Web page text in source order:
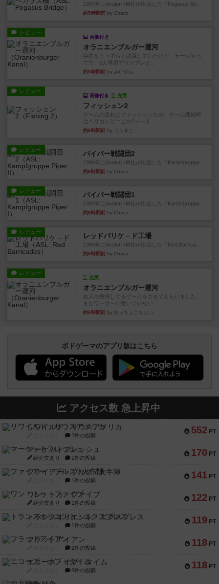
1997年にAvalon Hill社が出版した『Pegasus Bri...
約5時間前 by Chaco
レビュー
画像付き
オラニエンブルガー運河
存在をうっすらと認識していたけど、セールやっ
てて、2人専用でワカプレと...
約5時間前 by みいやん
レビュー
画像付き 充実
フィッシェン2
ゲームの流れはフィッシェンだが、ゲーム開始時
はペリカンとエビの2スート...
約6時間前 by うらまこ
レビュー パイパー戦闘団2
1996年にAvalon Hill社が出版した『Kampfgruppe...
約6時間前 by Chaco
レビュー パイパー戦闘団1
1993年にAvalon Hill社が出版した『Kampfgruppe...
約6時間前 by Chaco
レビュー レッドバリケ－ド工場
1989年にAvalon Hill社が出版した『Red Barrica...
約6時間前 by Chaco
レビュー
充実
オラニエンブルガー運河
友人の所持してるゲームをさせてもらいました。
まだワーカーの置いていない...
約6時間前 by おっちょこちょい
ボドゲーマのアプリ版はこちら
アクセス数 急上昇中
552 PT
リワイルド：サウスアメリカ
2件の投稿
170 PT
マーケットフレッシュ
紹介文あり 1件の投稿
141 PT
ファイアー・ブルズ / 火牛陣
1件の投稿
122 PT
ワン・トゥ・ファイブ
紹介文あり 1件の投稿
119 PT
トランスオリエント・エクスプレス
1件の投稿
118 PT
フラットアイアン
2件の投稿
118 PT
エコーズ・オブ・タイム
8件の投稿